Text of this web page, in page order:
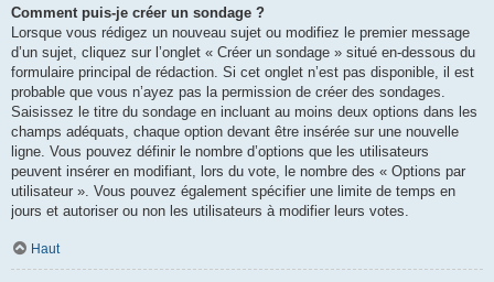
Comment puis-je créer un sondage ?
Lorsque vous rédigez un nouveau sujet ou modifiez le premier message
d’un sujet, cliquez sur l’onglet « Créer un sondage » situé en-dessous du
formulaire principal de rédaction. Si cet onglet n’est pas disponible, il est
probable que vous n’ayez pas la permission de créer des sondages.
Saisissez le titre du sondage en incluant au moins deux options dans les
champs adéquats, chaque option devant être insérée sur une nouvelle
ligne. Vous pouvez définir le nombre d’options que les utilisateurs
peuvent insérer en modifiant, lors du vote, le nombre des « Options par
utilisateur ». Vous pouvez également spécifier une limite de temps en
jours et autoriser ou non les utilisateurs à modifier leurs votes.
Haut